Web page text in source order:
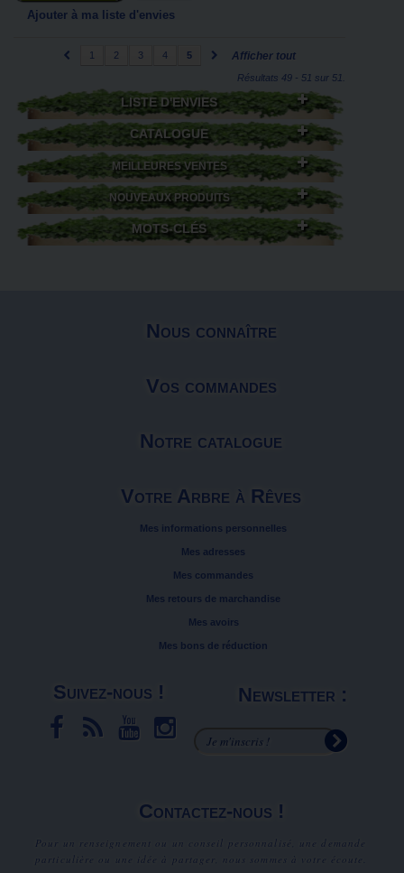
Ajouter à ma liste d'envies
Afficher tout
1 2 3 4 5
Résultats 49 - 51 sur 51.
LISTE D'ENVIES
CATALOGUE
MEILLEURES VENTES
NOUVEAUX PRODUITS
MOTS-CLÉS
Nous connaître
Vos commandes
Notre catalogue
Votre Arbre à Rêves
Mes informations personnelles
Mes adresses
Mes commandes
Mes retours de marchandise
Mes avoirs
Mes bons de réduction
Suivez-nous ! Newsletter :
Contactez-nous !
Pour un renseignement ou un conseil personnalisé, une demande
particulière ou une idée à partager, nous sommes à votre écoute.